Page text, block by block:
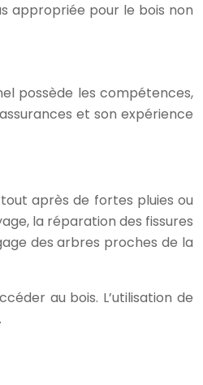
appropriée pour le bois non
possède les compétences,
et son expérience
après de fortes pluies ou
la réparation des fissures
des arbres proches de la
au bois. L’utilisation de